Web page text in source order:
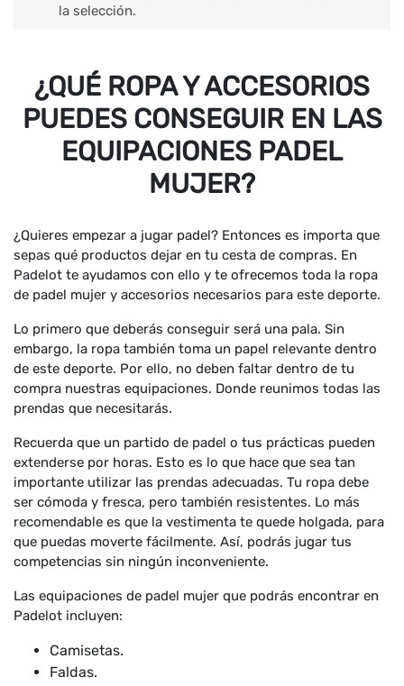
la selección.
¿QUÉ ROPA Y ACCESORIOS
PUEDES CONSEGUIR EN LAS
EQUIPACIONES PADEL
MUJER?
¿Quieres empezar a jugar padel? Entonces es importa que
sepas qué productos dejar en tu cesta de compras. En
Padelot te ayudamos con ello y te ofrecemos toda la ropa
de padel mujer y accesorios necesarios para este deporte.
Lo primero que deberás conseguir será una pala. Sin
embargo, la ropa también toma un papel relevante dentro
de este deporte. Por ello, no deben faltar dentro de tu
compra nuestras equipaciones. Donde reunimos todas las
prendas que necesitarás.
Recuerda que un partido de padel o tus prácticas pueden
extenderse por horas. Esto es lo que hace que sea tan
importante utilizar las prendas adecuadas. Tu ropa debe
ser cómoda y fresca, pero también resistentes. Lo más
recomendable es que la vestimenta te quede holgada, para
que puedas moverte fácilmente. Así, podrás jugar tus
competencias sin ningún inconveniente.
Las equipaciones de padel mujer que podrás encontrar en
Padelot incluyen:
Camisetas.
Faldas.